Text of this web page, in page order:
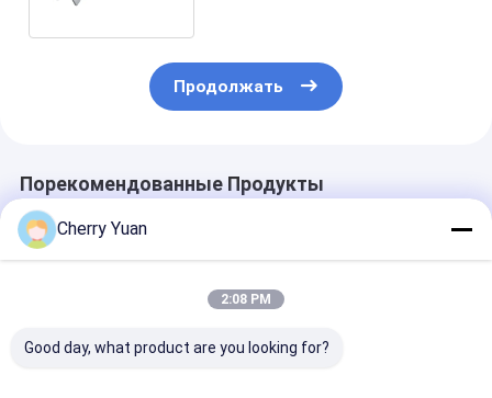
Продолжать
Порекомендованные Продукты
Cherry Yuan
2:08 PM
Good day, what product are you looking for?